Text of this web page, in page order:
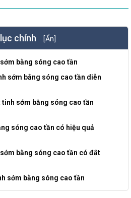
chính [Ẩn]
bằng sóng cao tần
sớm bằng sóng cao tần diễn
sớm bằng sóng cao tần
sóng cao tần có hiệu quả
bằng sóng cao tần có đắt
sớm bằng sóng cao tần